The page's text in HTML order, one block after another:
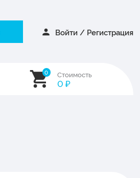
Войти / Регистрация
0 Стоимость
0 ₽